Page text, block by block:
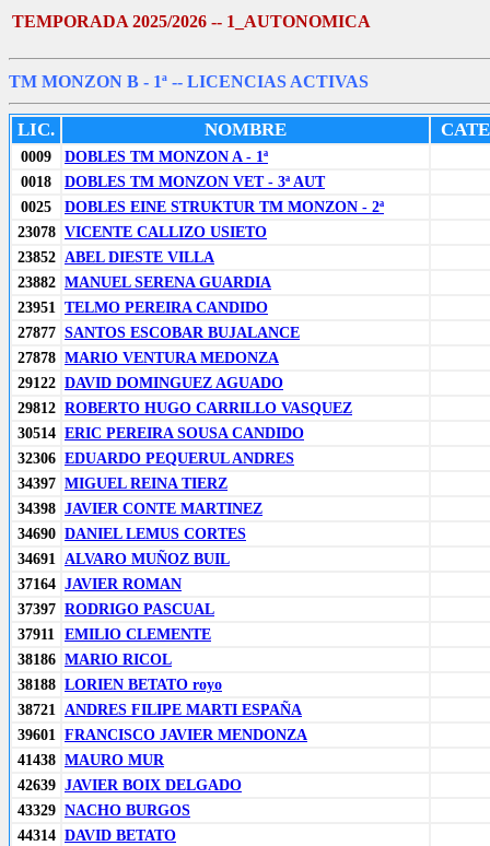
TEMPORADA 2025/2026 -- 1_AUTONOMICA
TM MONZON B - 1ª -- LICENCIAS ACTIVAS
LIC. NOMBRE
0009
DOBLES TM MONZON A - 1ª
0018
DOBLES TM MONZON VET - 3ª AUT
0025
DOBLES EINE STRUKTUR TM MONZON - 2ª
23078 VICENTE CALLIZO USIETO
23852 ABEL DIESTE VILLA
23882 MANUEL SERENA GUARDIA
23951 TELMO PEREIRA CANDIDO
27877 SANTOS ESCOBAR BUJALANCE
27878 MARIO VENTURA MEDONZA
29122 DAVID DOMINGUEZ AGUADO
29812 ROBERTO HUGO CARRILLO VASQUEZ
30514 ERIC PEREIRA SOUSA CANDIDO
32306 EDUARDO PEQUERUL ANDRES
34397 MIGUEL REINA TIERZ
34398 JAVIER CONTE MARTINEZ
34690 DANIEL LEMUS CORTES
34691 ALVARO MUÑOZ BUIL
37164 JAVIER ROMAN
37397 RODRIGO PASCUAL
37911 EMILIO CLEMENTE
38186 MARIO RICOL
38188 LORIEN BETATO royo
38721 ANDRES FILIPE MARTI ESPAÑA
39601 FRANCISCO JAVIER MENDONZA
41438 MAURO MUR
42639 JAVIER BOIX DELGADO
43329 NACHO BURGOS
44314 DAVID BETATO